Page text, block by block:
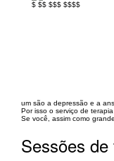
$ $$ $$$ $$$$
um são a depressão e a
Por isso o serviço de
Se você, assim como
Sessões